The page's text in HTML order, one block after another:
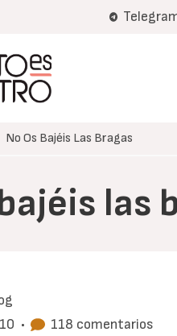
No Os Bajéis Las Bragas
las
• 118 comentarios